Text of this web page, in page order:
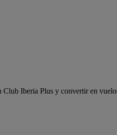
Club Iberia Plus y convertir en